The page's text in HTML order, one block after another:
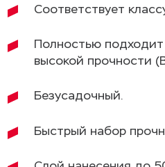
Соответствует
Полностью
высокой прочности
Безусадочный.
Быстрый набор